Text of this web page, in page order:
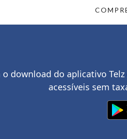
o download do aplicativo
acessíveis sem